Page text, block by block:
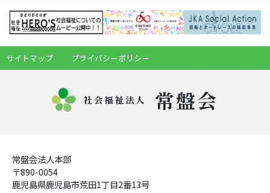
サイトマップ プライバシーポリシー
社会福祉法人 常盤会
常盤会法人本部
〒890-0054
鹿児島県鹿児島市荒田1丁目2番13号